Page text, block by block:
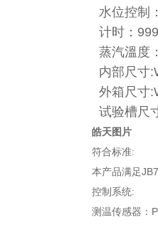
水位控制
计时：
蒸汽溫度
内部尺寸
外箱尺寸
试验槽尺
皓天图片
符合标准:
本产品满足
控制系统:
测温传感器：